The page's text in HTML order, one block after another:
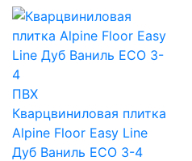
ПВХ
Кварцвиниловая плитка
Alpine Floor Easy Line
Дуб Ваниль ECO 3-4